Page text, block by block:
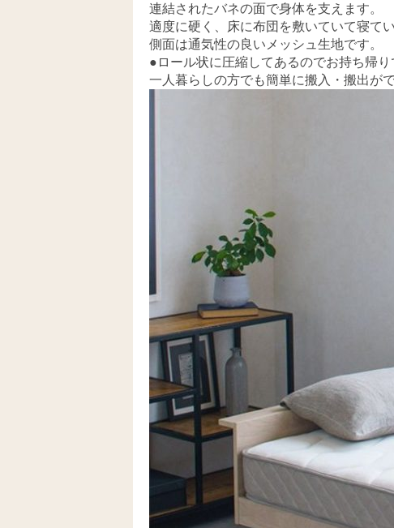
連結されたバネの面で身体を支えます。
適度に硬く、床に布団を敷いていて寝て
側面は通気性の良いメッシュ生地です。
●ロール状に圧縮してあるのでお持ち帰り
一人暮らしの方でも簡単に搬入・搬出がで